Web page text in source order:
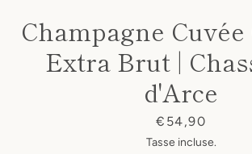
Champagne
Extra Brut |
d'Arce
Prezzo
€54,90
Tasse incluse.